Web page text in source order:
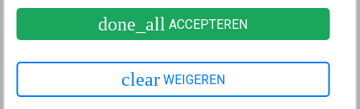
apparaten niet goed in het Mesh-netwerk zijn
opgenomen. In dit geval moet je hetWi-Fi-netwerk
van de FRITZ!Box optimaliseren.
De Wi-Fi-apparaten moeten de standaarden 802.11k
done_all ACCEPTEREN
clear WEIGEREN